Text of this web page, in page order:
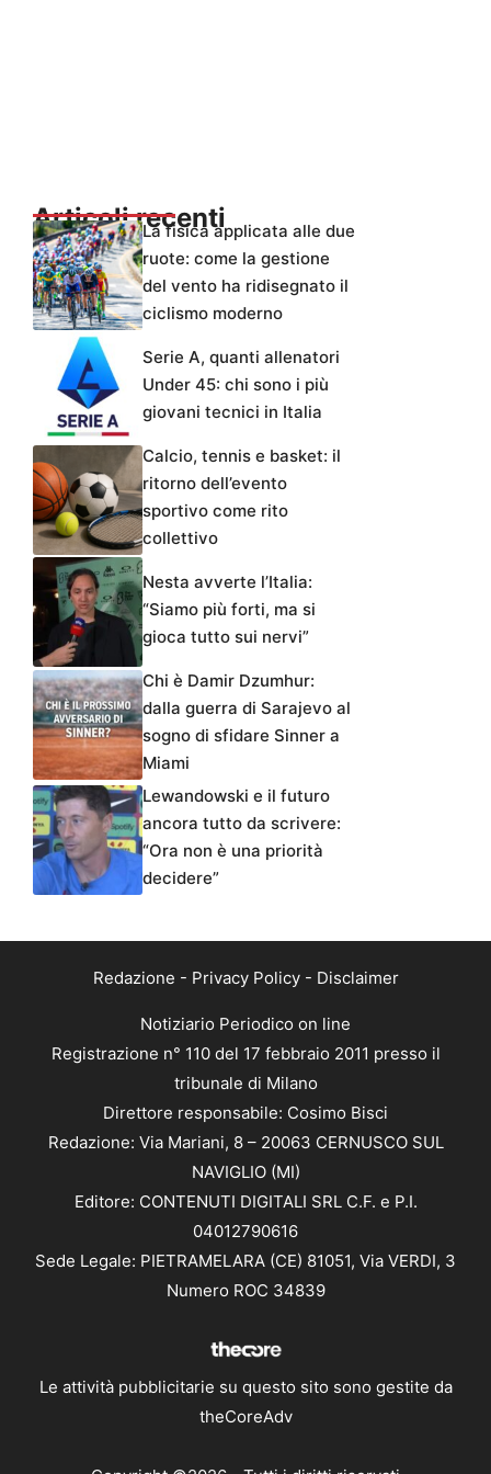
Articoli recentiLa fisica applicata alle due
ruote: come la gestione
del vento ha ridisegnato il
ciclismo moderno
Serie A, quanti allenatori
Under 45: chi sono i più
giovani tecnici in Italia
Calcio, tennis e basket: il
ritorno dell’evento
sportivo come rito
collettivo
Nesta avverte l’Italia:
“Siamo più forti, ma si
gioca tutto sui nervi”
Chi è Damir Dzumhur:
dalla guerra di Sarajevo al
sogno di sfidare Sinner a
Miami
Lewandowski e il futuro
ancora tutto da scrivere:
“Ora non è una priorità
decidere”
Redazione - Privacy Policy- Disclaimer
Notiziario Periodico on line
Registrazione n° 110 del 17 febbraio 2011 presso il
tribunale di Milano
Direttore responsabile: Cosimo Bisci
Redazione: Via Mariani, 8 – 20063 CERNUSCO SUL
NAVIGLIO (MI)
Editore: CONTENUTI DIGITALI SRL C.F. e P.I.
04012790616
Sede Legale: PIETRAMELARA (CE) 81051, Via VERDI, 3
Numero ROC 34839
Le attività pubblicitarie su questo sito sono gestite da
theCoreAdv